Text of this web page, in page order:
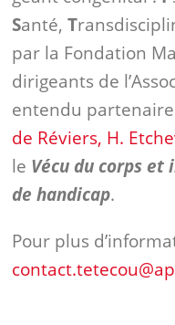
Santé,T
par la Fondation
dirigeants de
entendu
de Réviers, H.
le Vécu du corps
de handicap.
Pour plus